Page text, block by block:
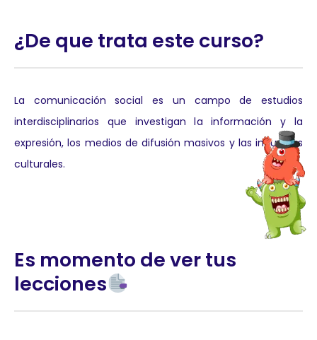
¿De que trata este curso?
La comunicación social es un campo de estudios
interdisciplinarios que investigan la información y la
expresión, los medios de difusión masivos y las industrias
culturales.
Es momento de ver tus
lecciones